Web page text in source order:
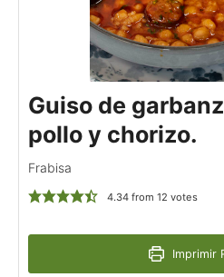
Guiso de
pollo y chorizo.
Frabisa
4.34from 12 votes
Imprimir